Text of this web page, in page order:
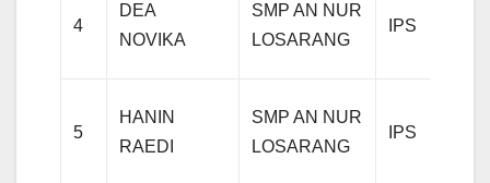
4
DEA
NOVIKA
SMP AN NUR
LOSARANG
IPS
5
HANIN
RAEDI
SMP AN NUR
LOSARANG
IPS